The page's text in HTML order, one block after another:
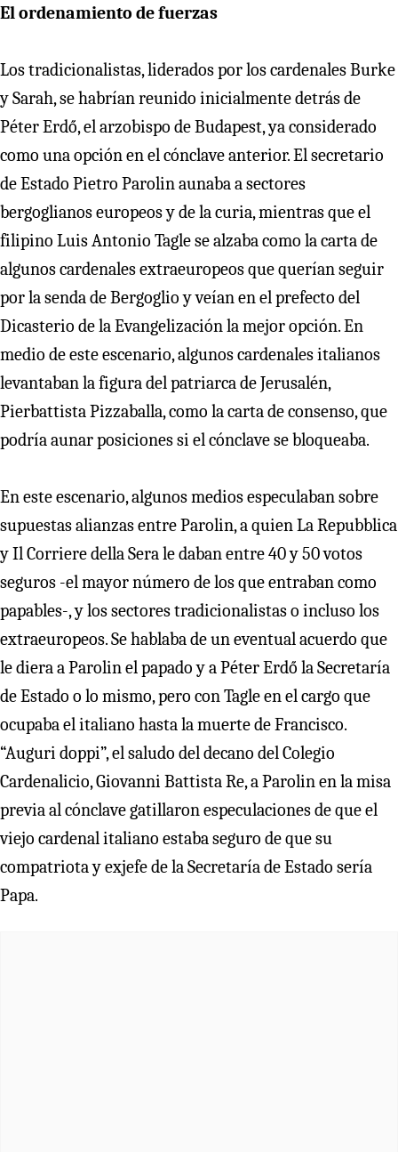
El ordenamiento de fuerzas
Los tradicionalistas, liderados por los cardenales Burke
y Sarah, se habrían reunido inicialmente detrás de
Péter Erdő, el arzobispo de Budapest, ya considerado
como una opción en el cónclave anterior. El secretario
de Estado Pietro Parolin aunaba a sectores
bergoglianos europeos y de la curia, mientras que el
filipino Luis Antonio Tagle se alzaba como la carta de
algunos cardenales extraeuropeos que querían seguir
por la senda de Bergoglio y veían en el prefecto del
Dicasterio de la Evangelización la mejor opción. En
medio de este escenario, algunos cardenales italianos
levantaban la figura del patriarca de Jerusalén,
Pierbattista Pizzaballa, como la carta de consenso, que
podría aunar posiciones si el cónclave se bloqueaba.
En este escenario, algunos medios especulaban sobre
supuestas alianzas entre Parolin, a quien La Repubblica
y Il Corriere della Sera le daban entre 40 y 50 votos
seguros -el mayor número de los que entraban como
papables-, y los sectores tradicionalistas o incluso los
extraeuropeos. Se hablaba de un eventual acuerdo que
le diera a Parolin el papado y a Péter Erdő la Secretaría
de Estado o lo mismo, pero con Tagle en el cargo que
ocupaba el italiano hasta la muerte de Francisco.
“Auguri doppi”, el saludo del decano del Colegio
Cardenalicio, Giovanni Battista Re, a Parolin en la misa
previa al cónclave gatillaron especulaciones de que el
viejo cardenal italiano estaba seguro de que su
compatriota y exjefe de la Secretaría de Estado sería
Papa.